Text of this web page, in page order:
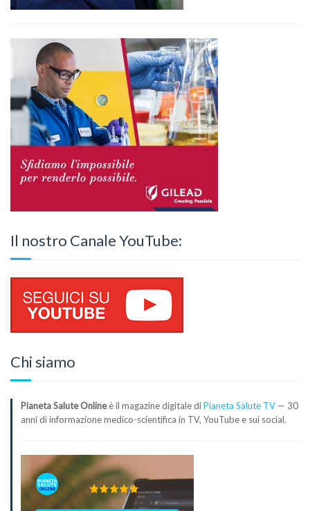
Il nostro Canale YouTube:
Chi siamo
Pianeta Salute Onlineè il magazine digitale diPianeta Salute TV — 30
anni di informazione medico-scientifica in TV, YouTube e sui social.